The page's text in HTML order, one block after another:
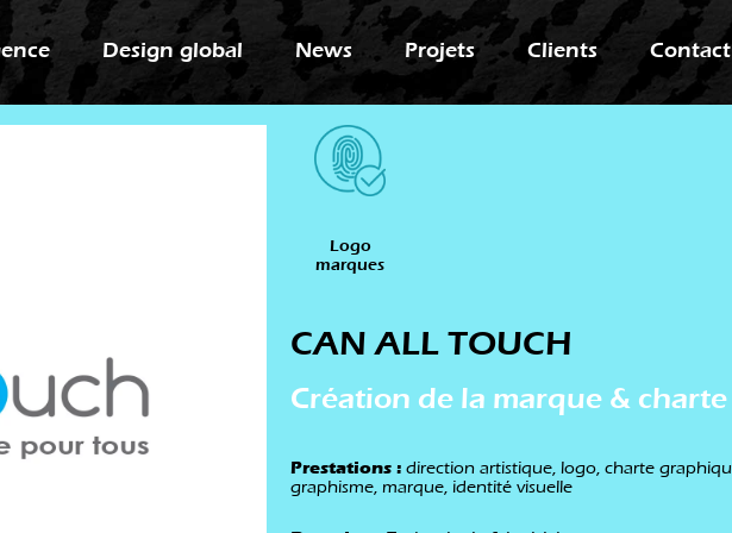
Design global News Projets Clients Contact
Logo
marques
CAN ALL TOUCH
Création de la marque &
Prestations : direction artistique, logo, charte
graphisme, marque, identité visuelle